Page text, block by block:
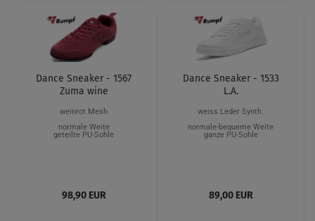
Dance Sneaker - 1567
Zuma wine
weinrot Mesh
normale Weite
geteilte PU-Sohle
98,90 EUR
Dance Sneaker - 1533
L.A.
weiss Leder Synth.
normale-bequeme Weite
ganze PU-Sohle
89,00 EUR